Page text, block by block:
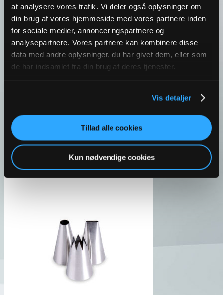
at analysere vores trafik. Vi deler også oplysninger om
din brug af vores hjemmeside med vores partnere inden
for sociale medier, annonceringspartnere og
analysepartnere. Vores partnere kan kombinere disse
data med andre oplysninger, du har givet dem, eller som
de har indsamlet fra din brug af deres tjenester.
Vis detaljer
Tillad alle cookies
Kun nødvendige cookies
Grydeske | Bøgetræ | 30 cm | Royal Series
Varenr.: 12750
Læs mere
Login / Opret konto
Bradepandesæt | 3 stk. | Royal Series
Varenr.: 11722
Læs mere